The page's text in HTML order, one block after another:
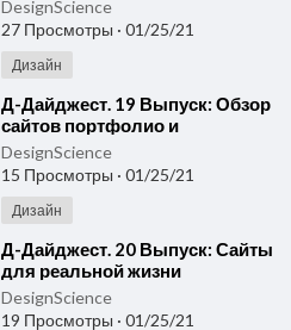
сервисы и сайты
DesignScience
27 Просмотры · 01/25/21
Дизайн
⁣Д-Дайджест. 19 Выпуск: Обзор
сайтов портфолио и
цифровых выставок
DesignScience
15 Просмотры · 01/25/21
Дизайн
⁣Д-Дайджест. 20 Выпуск: Сайты
для реальной жизни
DesignScience
19 Просмотры · 01/25/21